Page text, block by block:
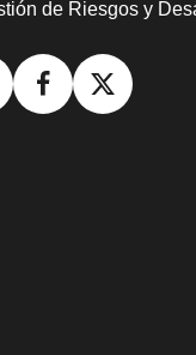
de Riesgos y